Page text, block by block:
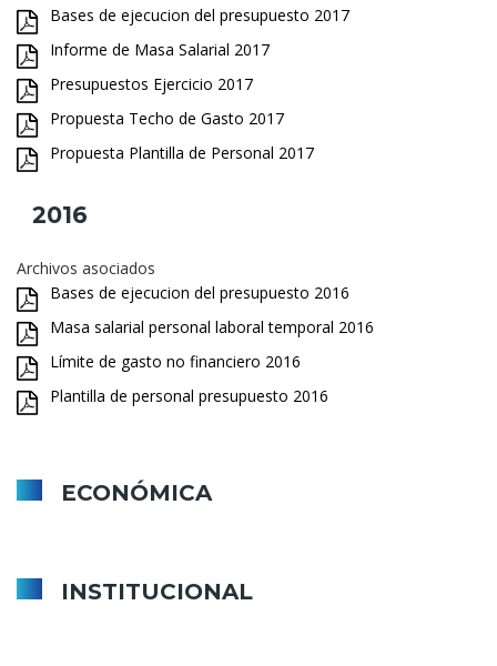
Bases de ejecucion del presupuesto 2017
Informe de Masa Salarial 2017
Presupuestos Ejercicio 2017
Propuesta Techo de Gasto 2017
Propuesta Plantilla de Personal 2017
2016
Archivos asociados
Bases de ejecucion del presupuesto 2016
Masa salarial personal laboral temporal 2016
Límite de gasto no financiero 2016
Plantilla de personal presupuesto 2016
ECONÓMICA
Convenios y encomiendas de gestión
INSTITUCIONAL